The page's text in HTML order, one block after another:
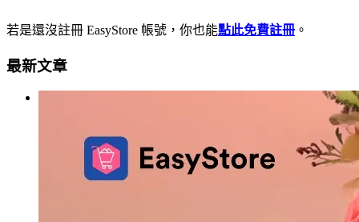
若是還沒註冊 EasyStore 帳號，你也能點此免費註冊 。
最新文章